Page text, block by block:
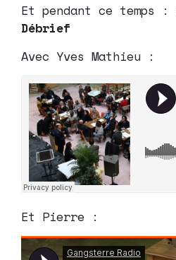
Et pendant ce temps :
Débrief
Avec Yves Mathieu :
Et Pierre :